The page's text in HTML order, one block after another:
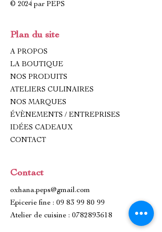
© 2024 par PEPS
Plan du site
A PROPOS
LA BOUTIQUE
NOS PRODUITS
ATELIERS CULINAIRES
NOS MARQUES
ÉVÈNEMENTS / ENTREPRISES
IDÉES CADEAUX
CONTACT
Contact
oxhana.peps@gmail.com
Epicerie fine : 09 83 99 80 99
Atelier de cuisine : 0782893618